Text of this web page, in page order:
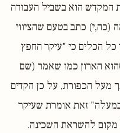
המקדש הוא בשביל העבודה
(כה,י) כתב בטעם שהציווי
כל הכלים כי "עיקר החפץ
הארון כמו שאמר (שם
מעל הכפורת, על כן הקדים
במעלה" זאת אומרת שעיקר
מקום להשראת השכינה.